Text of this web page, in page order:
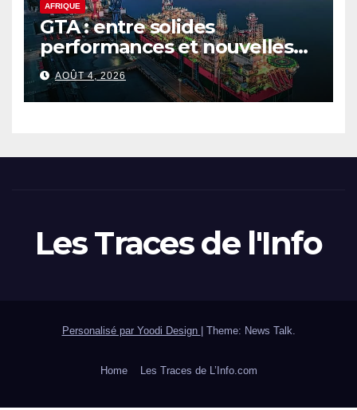
AFRIQUE
GTA : entre solides
performances et nouvelles
ambitions pour le gaz
sénégalo-mauritanien
AOÛT 4, 2026
Les Traces de l'Info
Personalisé par Yoodi Design Theme: News Talk.
Home Les Traces de L’Info.com